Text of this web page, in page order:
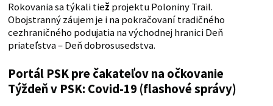
Rokovania sa týkali tiež projektu Poloniny Trail.
Obojstranný záujem je i na pokračovaní tradičného
cezhraničného podujatia na východnej hranici Deň
priateľstva – Deň dobrosusedstva.
Portál PSK pre čakateľov na očkovanie
Týždeň v PSK: Covid-19 (flashové správy)